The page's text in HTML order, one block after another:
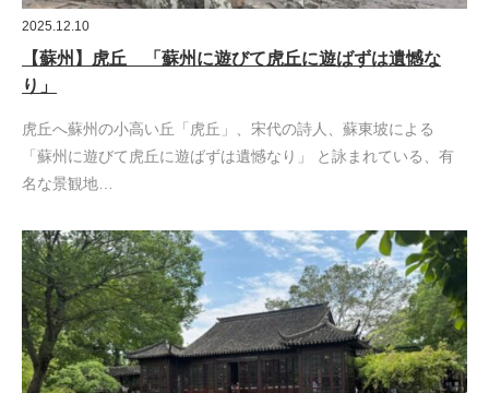
2025.12.10
【蘇州】虎丘 「蘇州に遊びて虎丘に遊ばずは遺憾な
り」
虎丘へ蘇州の小高い丘「虎丘」、宋代の詩人、蘇東坡による
「蘇州に遊びて虎丘に遊ばずは遺憾なり」 と詠まれている、有
名な景観地…